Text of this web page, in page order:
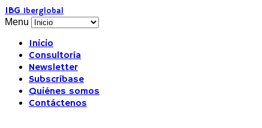
IBG Iberglobal
Menu
Inicio
Consultoría
Newsletter
Subscríbase
Quiénes somos
Contáctenos